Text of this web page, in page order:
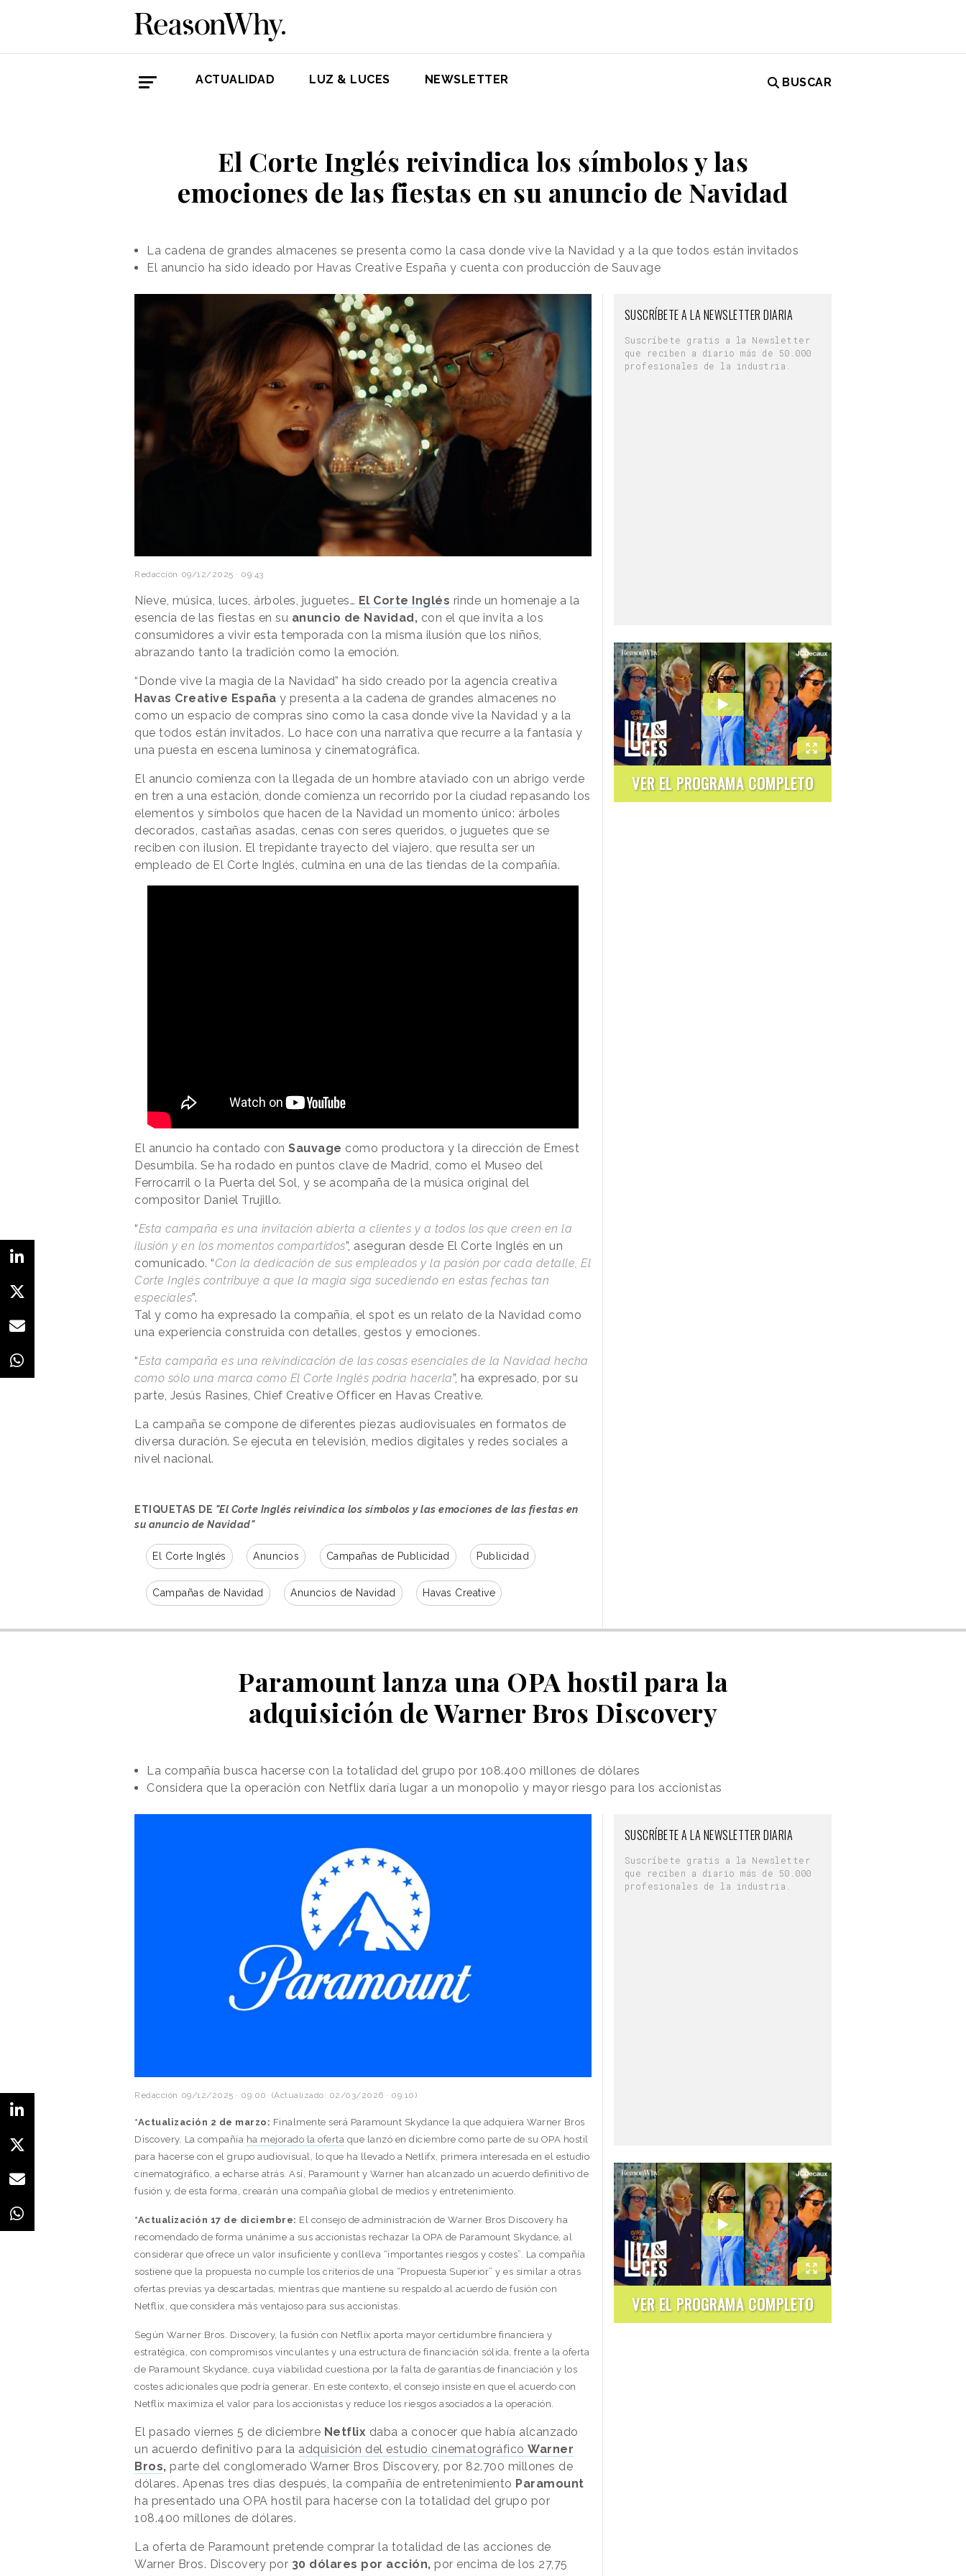
ACTUALIDAD LUZ & LUCES NEWSLETTER BUSCAR
El Corte Inglés reivindica los símbolos y las
emociones de las fiestas en su anuncio de Navidad
La cadena de grandes almacenes se presenta como la casa donde vive la Navidad y a la que todos están invitados
El anuncio ha sido ideado por Havas Creative España y cuenta con producción de Sauvage
Redacción 09/12/2025 · 09:43
Nieve, música, luces, árboles, juguetes… El Corte Inglés rinde un homenaje a la
esencia de las fiestas en su anuncio de Navidad, con el que invita a los
consumidores a vivir esta temporada con la misma ilusión que los niños,
abrazando tanto la tradición como la emoción.
“Donde vive la magia de la Navidad” ha sido creado por la agencia creativa
Havas Creative España y presenta a la cadena de grandes almacenes no
como un espacio de compras sino como la casa donde vive la Navidad y a la
que todos están invitados. Lo hace con una narrativa que recurre a la fantasía y
una puesta en escena luminosa y cinematográfica.
El anuncio comienza con la llegada de un hombre ataviado con un abrigo verde
en tren a una estación, donde comienza un recorrido por la ciudad repasando los
elementos y símbolos que hacen de la Navidad un momento único: árboles
decorados, castañas asadas, cenas con seres queridos, o juguetes que se
reciben con ilusion. El trepidante trayecto del viajero, que resulta ser un
empleado de El Corte Inglés, culmina en una de las tiendas de la compañía.
El anuncio ha contado con Sauvage como productora y la dirección de Ernest
Desumbila. Se ha rodado en puntos clave de Madrid, como el Museo del
Ferrocarril o la Puerta del Sol, y se acompaña de la música original del
compositor Daniel Trujillo.
“Esta campaña es una invitación abierta a clientes y a todos los que creen en la
ilusión y en los momentos compartidos”, aseguran desde El Corte Inglés en un
comunicado. “Con la dedicación de sus empleados y la pasión por cada detalle, El
Corte Inglés contribuye a que la magia siga sucediendo en estas fechas tan
especiales”.
Tal y como ha expresado la compañía, el spot es un relato de la Navidad como
una experiencia construida con detalles, gestos y emociones.
“Esta campaña es una reivindicación de las cosas esenciales de la Navidad hecha
como sólo una marca como El Corte Inglés podría hacerla”, ha expresado, por su
parte, Jesús Rasines, Chief Creative Officer en Havas Creative.
La campaña se compone de diferentes piezas audiovisuales en formatos de
diversa duración. Se ejecuta en televisión, medios digitales y redes sociales a
nivel nacional.
ETIQUETAS DE "El Corte Inglés reivindica los símbolos y las emociones de las fiestas en
su anuncio de Navidad"
El Corte Inglés Anuncios Campañas de Publicidad Publicidad
Campañas de Navidad Anuncios de Navidad Havas Creative
SUSCRÍBETE A LA NEWSLETTER DIARIA
Suscríbete gratis a la Newsletter
que reciben a diario más de 50.000
profesionales de la industria.
VER EL PROGRAMA COMPLETO
Paramount lanza una OPA hostil para la
adquisición de Warner Bros Discovery
La compañía busca hacerse con la totalidad del grupo por 108.400 millones de dólares
Considera que la operación con Netflix daría lugar a un monopolio y mayor riesgo para los accionistas
Redacción 09/12/2025 · 09:00 (Actualizado: 02/03/2026 · 09:10)
*Actualización 2 de marzo: Finalmente será Paramount Skydance la que adquiera Warner Bros
Discovery. La compañía ha mejorado la oferta que lanzó en diciembre como parte de su OPA hostil
para hacerse con el grupo audiovisual, lo que ha llevado a Netlifx, primera interesada en el estudio
cinematográfico, a echarse atrás. Así, Paramount y Warner han alcanzado un acuerdo definitivo de
fusión y, de esta forma, crearán una compañía global de medios y entretenimiento.
*Actualización 17 de diciembre: El consejo de administración de Warner Bros Discovery ha
recomendado de forma unánime a sus accionistas rechazar la OPA de Paramount Skydance, al
considerar que ofrece un valor insuficiente y conlleva “importantes riesgos y costes”. La compañía
sostiene que la propuesta no cumple los criterios de una “Propuesta Superior” y es similar a otras
ofertas previas ya descartadas, mientras que mantiene su respaldo al acuerdo de fusión con
Netflix, que considera más ventajoso para sus accionistas.
Según Warner Bros. Discovery, la fusión con Netflix aporta mayor certidumbre financiera y
estratégica, con compromisos vinculantes y una estructura de financiación sólida, frente a la oferta
de Paramount Skydance, cuya viabilidad cuestiona por la falta de garantías de financiación y los
costes adicionales que podría generar. En este contexto, el consejo insiste en que el acuerdo con
Netflix maximiza el valor para los accionistas y reduce los riesgos asociados a la operación.
El pasado viernes 5 de diciembre Netflix daba a conocer que había alcanzado
un acuerdo definitivo para la adquisición del estudio cinematográfico Warner
Bros, parte del conglomerado Warner Bros Discovery, por 82.700 millones de
dólares. Apenas tres días después, la compañía de entretenimiento Paramount
ha presentado una OPA hostil para hacerse con la totalidad del grupo por
108.400 millones de dólares.
La oferta de Paramount pretende comprar la totalidad de las acciones de
Warner Bros. Discovery por 30 dólares por acción, por encima de los 27,75
SUSCRÍBETE A LA NEWSLETTER DIARIA
Suscríbete gratis a la Newsletter
que reciben a diario más de 50.000
profesionales de la industria.
VER EL PROGRAMA COMPLETO